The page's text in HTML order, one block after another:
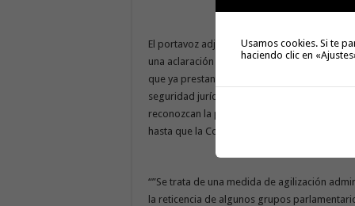
El portavoz adjunto de ASG en la Cámara
una aclaración a la ley de transportes
que ya prestan este servicio desde hace
seguridad jurídica. “Siempre pasan un
reconozcan la posibilidad de hacer este
hasta que la Consejería de Educación les
“”Se trata de una medida de agilización
la reticencia de algunos grupos
Usamos cookies. Si te
haciendo clic en